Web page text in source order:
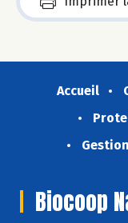
Accueil
Biocoop